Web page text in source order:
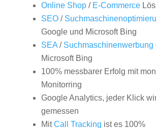
Online Shop/ E-Commerce
SEO/
Google und Microsoft Bing
SEA/ Suchmaschinenwerbung
Microsoft Bing
100% messbarer Erfolg mit
Monitorring
Google Analytics, jeder Klick
gemessen
MitCall Tracking ist es 100%